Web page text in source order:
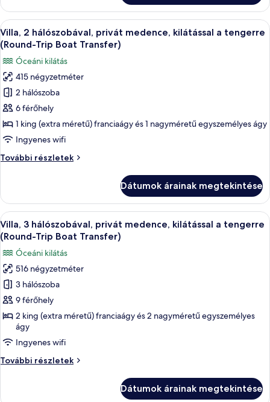
Trip
Boat
Transfer)
medence
(Reserve,
Round-
Trip
Boat
Transfer)
további
részletei
A
következő
szoba
összes
képének
megtekintése:
Villa,
2
hálószobával,
medence,
tengerre
(Round-
Trip
Boat
Transfer)
Egy üdülőhely légi felvételén a
15
Villa, 2 hálószobával, privát medence, kilátással a tengerre
(Round-Trip Boat Transfer)
Óceáni kilátás
415 négyzetméter
2 hálószoba
6 férőhely
1 king (extra méretű) franciaágy és 1 nagyméretű egyszemélyes ágy
Ingyenes wifi
További részletek
Villa,
medence,
kilátással
a
tengerre
(Round-
Trip
Boat
Transfer)
további
részletei
Dátumok árainak megtekintése
A
következő
szoba
összes
képének
megtekintése:
Villa,
3
hálószobával,
privát
medence,
tengerre
Egy üdülőhely légi felvételén
14
Villa, 3 hálószobával, privát medence, kilátással a tengerre
(Round-Trip Boat Transfer)
Óceáni kilátás
516 négyzetméter
3 hálószoba
9 férőhely
2 king (extra méretű) franciaágy és 2 nagyméretű egyszemélyes
ágy
Ingyenes wifi
További részletek
Villa,
Dátumok árainak megtekintése